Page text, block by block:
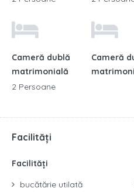
Cameră dublă
matrimonială
2 Persoane
Cameră
Facilități
Facilități
bucătărie utilată